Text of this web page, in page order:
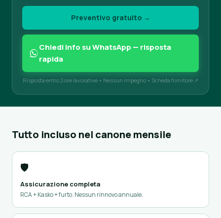
Preventivo gratuito →
Chiedi info su WhatsApp — risposta
rapida
Risposta entro 2 ore lavorative • Nessun impegno • Scheda fornitore ↗
Tutto incluso nel canone mensile
🛡️
Assicurazione completa
RCA + Kasko + furto. Nessun rinnovo annuale.